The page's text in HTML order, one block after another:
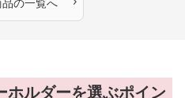
の一覧へ
ホルダーを選ぶポイン